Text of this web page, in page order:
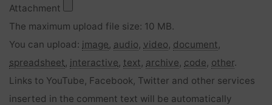
Attachment
The maximum upload file size: 10 MB.
You can upload: image, audio, video, document,
spreadsheet, interactive, text, archive, code, other.
Links to YouTube, Facebook, Twitter and other services
inserted in the comment text will be automatically